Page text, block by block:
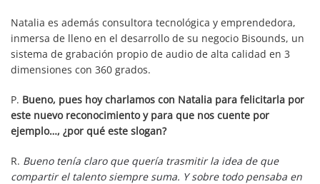
Natalia es además consultora tecnológica y emprendedora,
inmersa de lleno en el desarrollo de su negocio Bisounds, un
sistema de grabación propio de audio de alta calidad en 3
dimensiones con 360 grados.
P. Bueno, pues hoy charlamos con Natalia para felicitarla por
este nuevo reconocimiento y para que nos cuente por
ejemplo…, ¿por qué este slogan?
R. Bueno tenía claro que quería trasmitir la idea de que
compartir el talento siempre suma. Y sobre todo pensaba en